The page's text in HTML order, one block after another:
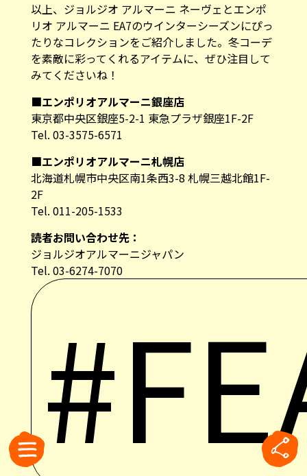
以上、ジョルジオ アルマーニ ネーヴェとエンポ
リオ アルマーニ EA7のウインターシーズンにぴっ
たりなコレクションをご紹介しました。冬コーデ
を素敵に彩ってくれるアイテムに、ぜひ注目して
みてくださいね！
■エンポリオアルマーニ銀座店
東京都中央区銀座5-2-1 東急プラザ銀座1F-2F
Tel. 03-3575-6571
■エンポリオアルマーニ札幌店
北海道札幌市中央区南1条西3-8 札幌三越北館1F-
2F
Tel. 011-205-1533
読者お問い合わせ先：
ジョルジオアルマーニジャパン
Tel. 03-6274-7070